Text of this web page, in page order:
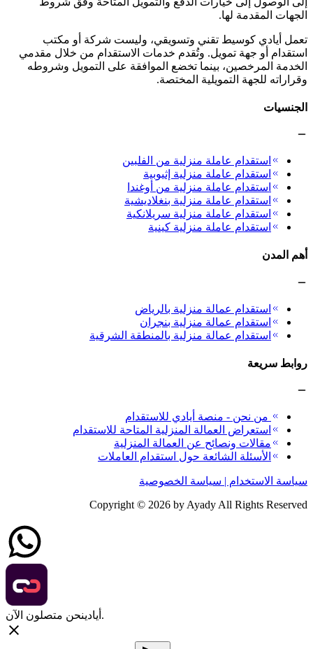
الجهات المقدمة لها.
تعمل أيادي كوسيط تقني وتسويقي، وليست شركة أو مكتب
استقدام أو جهة تمويل. وتُقدم خدمات الاستقدام من خلال مقدمي
الخدمة المرخصين، بينما تخضع الموافقة على التمويل وشروطه
وقراراته للجهة التمويلية المختصة.
الجنسيات
استقدام عاملة منزلية من الفلبين
استقدام عاملة منزلية إثيوبية
استقدام عاملة منزلية من أوغندا
استقدام عاملة منزلية بنغلاديشية
استقدام عاملة منزلية سريلانكية
استقدام عاملة منزلية كينية
أهم المدن
استقدام عمالة منزلية بالرياض
استقدام عمالة منزلية بنجران
استقدام عمالة منزلية بالمنطقة الشرقية
روابط سريعة
من نحن - منصة أيادي للاستقدام
استعراض العمالة المنزلية المتاحة للاستقدام
مقالات ونصائح عن العمالة المنزلية
الأسئلة الشائعة حول استقدام العاملات
سياسة الاستخدام | سياسة الخصوصية
Copyright © 2026 by Ayady All Rights Reserved
أيادي نحن متصلون الآن.